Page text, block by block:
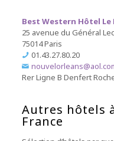
Best Western Hôtel Le
25 avenue du Général
75014 Paris
01.43.27.80.20
RerLigne B Denfert
Autres hôtels
France